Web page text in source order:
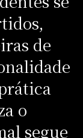
de
o
segue